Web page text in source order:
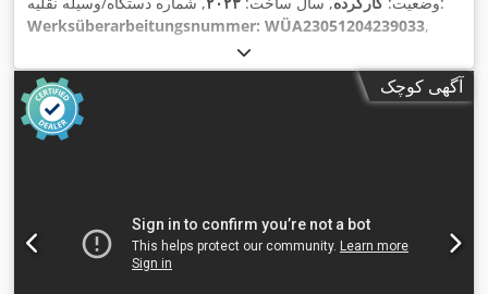
Werksüberarbeitungsnummer: WÜA23051204239033,
, قدرت:
عرض برش در گاید موازی:۱٬۳۰۰ میلی‌متر , قطر اصلی اره:۵۵۰
میلی‌متر, طول بخش (حداکثر): , طول میز:۸۴۰
میلی‌متر,
آگهی کوچک